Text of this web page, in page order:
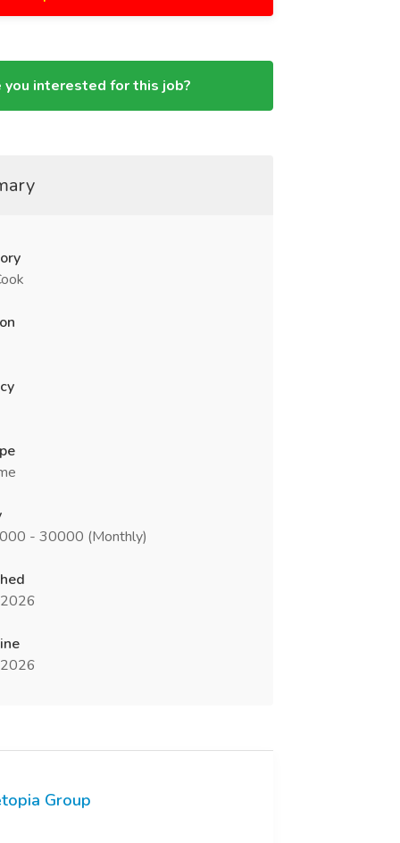
you interested for this job?
- 30000 (Monthly)
Group